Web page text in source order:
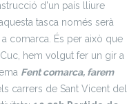
d'un país lliure
tasca només serà
comarca. És per això que
hem volgut fer un gir a
Fent comarca, farem
carrers de Sant Vicent del